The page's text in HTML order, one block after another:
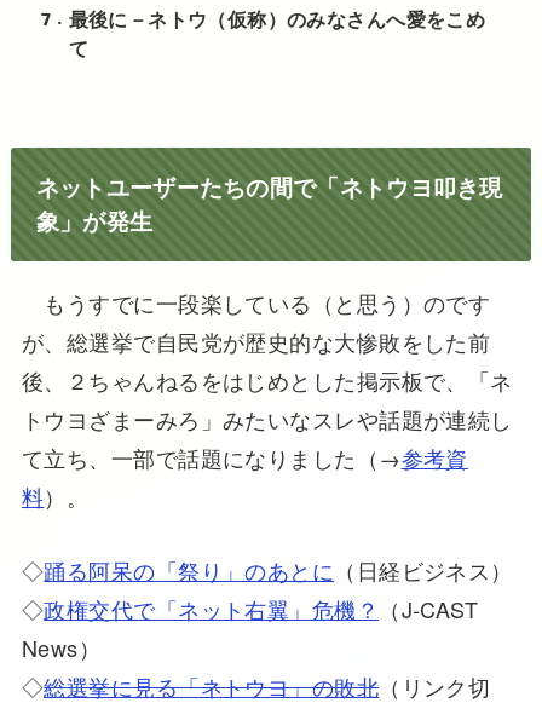
7
最後に－ネトウ（仮称）のみなさんへ愛をこめ
て
ネットユーザーたちの間で「ネトウヨ叩き現
象」が発生
もうすでに一段楽している（と思う）のです
が、総選挙で自民党が歴史的な大惨敗をした前
後、２ちゃんねるをはじめとした掲示板で、「ネ
トウヨざまーみろ」みたいなスレや話題が連続し
て立ち、一部で話題になりました（→参考資
料）。
◇踊る阿呆の「祭り」のあとに （日経ビジネス）
◇政権交代で「ネット右翼」危機？
（J-CAST
News）
◇総選挙に見る「ネトウヨ」の敗北（リンク切